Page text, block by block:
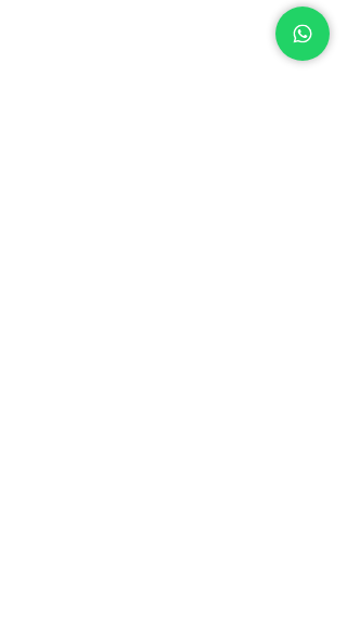
výhodné, jelikož nepotřebují tolik potravy a